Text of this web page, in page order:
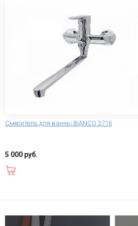
Смеситель для ванны BIANCO 3716
5 000 руб.